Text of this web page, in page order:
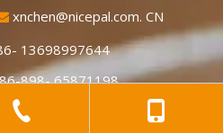
xnchen@nicepal.com. CN
13698997644
898- 65871198